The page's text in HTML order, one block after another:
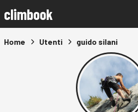
climbook
Home Utenti guido silani